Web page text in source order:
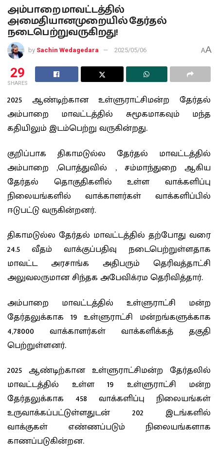
அம்பாறை மாவட்டத்தில்
அமைதியானமுறையில் தேர்தல்
நடைபெற்றுவருகிறது!
by Sachin Wedagedara 2025/05/06 AA
29
SHARES
2025 ஆண்டிற்கான உள்ளுராட்சிமன்ற தேர்தல்
அம்பாறை மாவட்டத்தில் சுமூகமாகவும் மந்த
கதியிலும் இடம்பெற்று வருகின்றது.
குறிப்பாக திகாமடுல்ல தேர்தல் மாவட்டத்தில்
அம்பாறை ,பொத்துவில் , சம்மாந்துறை ஆகிய
தேர்தல் தொகுதிகளில் உள்ள வாக்களிப்பு
நிலையங்களில் வாக்காளர்கள் வாக்களிப்பில்
ஈடுபட்டு வருகின்றனர்.
திகாமடுல்ல தேர்தல் மாவட்டத்தில் தற்போது வரை
24.5 வீதம் வாக்குப்பதிவு நடைபெற்றுள்ளதாக
மாவட்ட அரசாங்க அதிபரும் தெரிவத்தாட்சி
அலுவலருமான சிந்தக அபேவிக்ரம தெரிவித்தார்.
அம்பாறை மாவட்டத்தில் உள்ளுராட்சி மன்ற
தேர்தலுக்காக 19 உள்ளுராட்சி மன்றங்களுக்காக
4,78000 வாக்காளர்கள் வாக்களிக்கத் தகுதி
பெற்றுள்ளனர்.
2025 ஆண்டிற்கான உள்ளுராட்சிமன்ற தேர்தலில்
மாவட்டத்தில் உள்ள 19 உள்ளுராட்சி மன்ற
தேர்தலுக்காக 458 வாக்களிப்பு நிலையங்கள்
உருவாக்கப்பட்டுள்ளதுடன் 202 இடங்களில்
வாக்குகள் எண்ணப்படும் நிலையங்களாக
காணப்படுகின்றன.